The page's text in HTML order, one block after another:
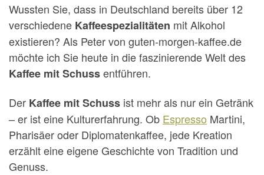
Wussten Sie, dass in Deutschland bereits über 12
verschiedene Kaffeespezialitäten mit Alkohol
existieren? Als Peter von guten-morgen-kaffee.de
möchte ich Sie heute in die faszinierende Welt des
Kaffee mit Schussentführen.
Der Kaffee mit Schuss ist mehr als nur ein Getränk
– er ist eine Kulturerfahrung. Ob Espresso Martini,
Pharisäer oder Diplomatenkaffee, jede Kreation
erzählt eine eigene Geschichte von Tradition und
Genuss.